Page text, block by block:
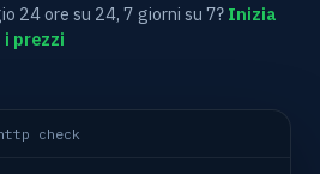
24 ore su 24, 7 giorni su 7? Inizia
i prezzi
check